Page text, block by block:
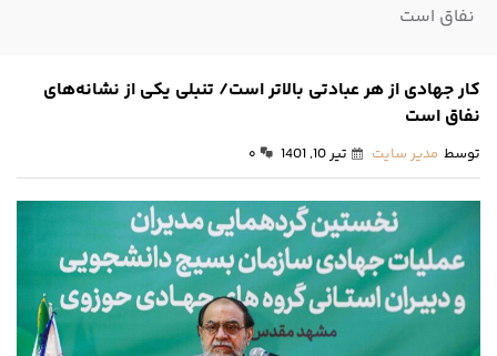
نفاق است
کار جهادی از هر عبادتی بالاتر است/ تنبلی یکی از نشانه‌های
نفاق است
توسط مدیر سایت تیر 10, 1401 ۰